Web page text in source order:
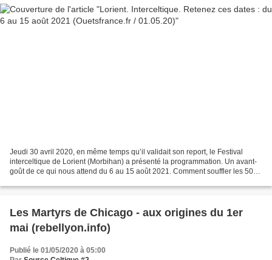
Jeudi 30 avril 2020, en même temps qu’il validait son report, le Festival
interceltique de Lorient (Morbihan) a présenté la programmation. Un avant-
goût de ce qui nous attend du 6 au 15 août 2021. Comment souffler les 50
Les Martyrs de Chicago - aux origines du 1er
mai (rebellyon.info)
Publié le 01/05/2020 à 05:00